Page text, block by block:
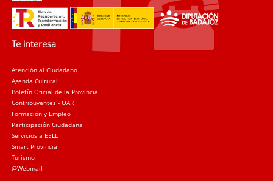
Te interesa
Atención al Ciudadano
Agenda Cultural
Boletín Oficial de la Provincia
Contribuyentes - OAR
Formación y Empleo
Participación Ciudadana
Servicios a EELL
Smart Provincia
Turismo
@Webmail